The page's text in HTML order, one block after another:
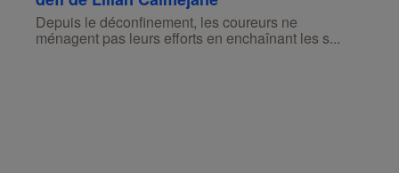
Depuis le déconfinement, les coureurs ne
ménagent pas leurs efforts en enchaînant les s...